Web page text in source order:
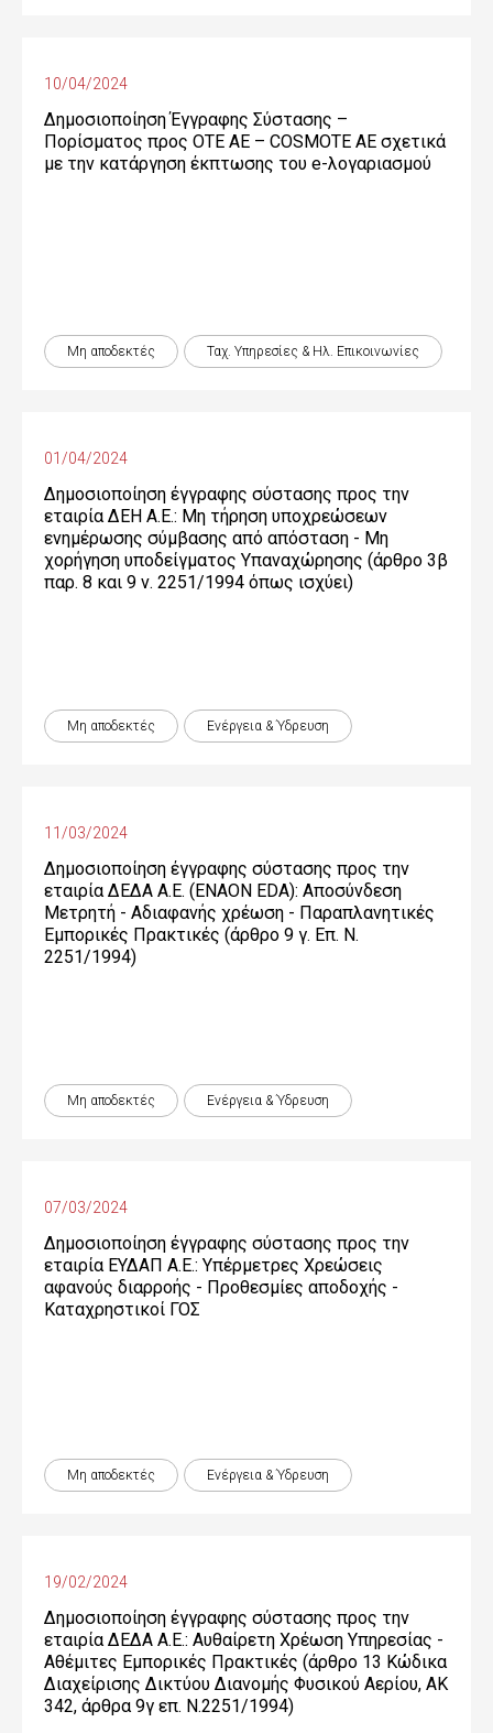
10/04/2024
Δημοσιοποίηση Έγγραφης Σύστασης –
Πορίσματος προς OTE ΑΕ – COSMOTE ΑΕ σχετικά
με την κατάργηση έκπτωσης του e-λογαριασμού
Μη αποδεκτές Ταχ. Υπηρεσίες & Ηλ. Επικοινωνίες
01/04/2024
Δημοσιοποίηση έγγραφης σύστασης προς την
εταιρία ΔΕΗ Α.Ε.: Μη τήρηση υποχρεώσεων
ενημέρωσης σύμβασης από απόσταση - Μη
χορήγηση υποδείγματος Υπαναχώρησης (άρθρο 3β
παρ. 8 και 9 ν. 2251/1994 όπως ισχύει)
Μη αποδεκτές Ενέργεια & Ύδρευση
11/03/2024
Δημοσιοποίηση έγγραφης σύστασης προς την
εταιρία ΔΕΔΑ Α.Ε. (ENAON EDA): Αποσύνδεση
Μετρητή - Αδιαφανής χρέωση - Παραπλανητικές
Εμπορικές Πρακτικές (άρθρο 9 γ. Επ. Ν.
2251/1994)
Μη αποδεκτές Ενέργεια & Ύδρευση
07/03/2024
Δημοσιοποίηση έγγραφης σύστασης προς την
εταιρία ΕΥΔΑΠ Α.Ε.: Υπέρμετρες Χρεώσεις
αφανούς διαρροής - Προθεσμίες αποδοχής -
Καταχρηστικοί ΓΟΣ
Μη αποδεκτές Ενέργεια & Ύδρευση
19/02/2024
Δημοσιοποίηση έγγραφης σύστασης προς την
εταιρία ΔΕΔΑ Α.Ε.: Αυθαίρετη Χρέωση Υπηρεσίας -
Αθέμιτες Εμπορικές Πρακτικές (άρθρο 13 Κώδικα
Διαχείρισης Δικτύου Διανομής Φυσικού Αερίου, ΑΚ
342, άρθρα 9γ επ. Ν.2251/1994)